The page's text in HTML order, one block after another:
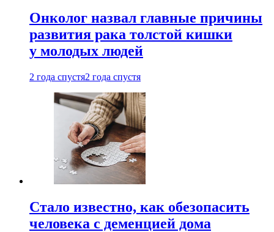
Онколог назвал главные причины
развития рака толстой кишки
у молодых людей
2 года спустя2 года спустя
Стало известно, как обезопасить
человека с деменцией дома